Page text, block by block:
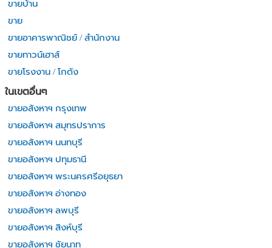
ขายบ้าน
ขาย
ขายอาคารพาณิชย์ / สำนักงาน
ขายทาวน์เฮาส์
ขายโรงงาน / โกดัง
ในเขตอื่นๆ
ขายอสังหาฯ กรุงเทพ
ขายอสังหาฯ สมุทรปราการ
ขายอสังหาฯ นนทบุรี
ขายอสังหาฯ ปทุมธานี
ขายอสังหาฯ พระนครศรีอยุธยา
ขายอสังหาฯ อ่างทอง
ขายอสังหาฯ ลพบุรี
ขายอสังหาฯ สิงห์บุรี
ขายอสังหาฯ ชัยนาท